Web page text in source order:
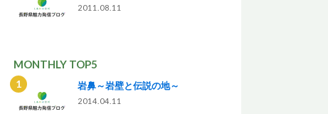
2011.08.11
MONTHLY TOP5
岩鼻～岩壁と伝説の地～
2014.04.11